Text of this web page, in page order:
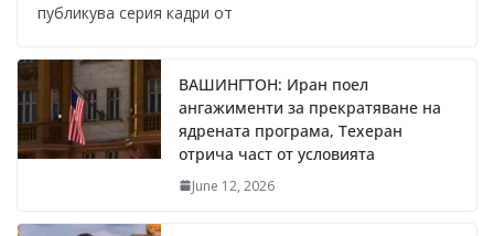
публикува серия кадри от
ВАШИНГТОН: Иран поел
ангажименти за прекратяване на
ядрената програма, Техеран
отрича част от условията
June 12, 2026